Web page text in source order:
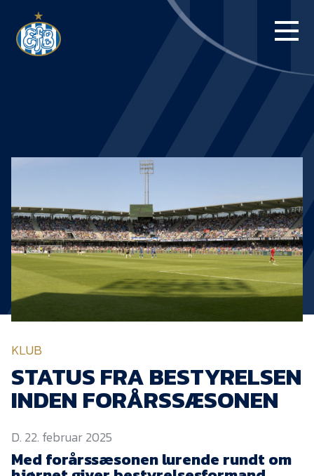
BILLETTER
HERREHOLDET
KAMPDAG PÅ
BLUE WATER
ARENA
NYHEDER
EfB Akademi
Sydvestjysk Fodbold
KLUB
STATUS FRA BESTYRELSEN
INDEN FORÅRSSÆSONEN
D. 22. februar 2025
Med forårssæsonen lurende rundt om